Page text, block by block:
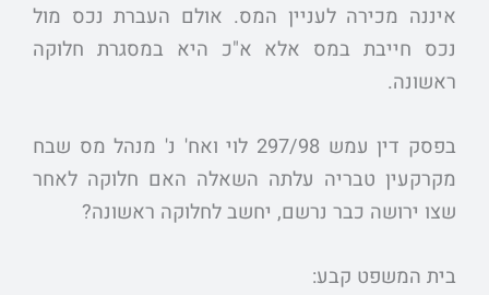
איננה מכירה לעניין המס. אולם העברת נכס מול
נכס חייבת במס אלא א"כ היא במסגרת חלוקה
ראשונה.
בפסק דין עמש 297/98 לוי ואח' נ' מנהל מס שבח
מקרקעין טבריה עלתה השאלה האם חלוקה לאחר
שצו ירושה כבר נרשם, יחשב לחלוקה ראשונה?
בית המשפט קבע: